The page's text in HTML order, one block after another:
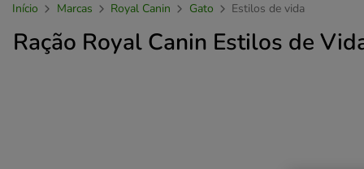
Início Marcas Royal Canin Gato Estilos de vida
Ração Royal Canin Estilos de